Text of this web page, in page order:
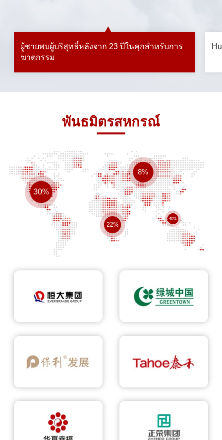
ผู้ชายพบผู้บริสุทธิ์หลังจาก 23 ปีในคุกสำหรับการ
ฆาตกรรม
พันธมิตรสหกรณ์
30%
8%
22%
40%